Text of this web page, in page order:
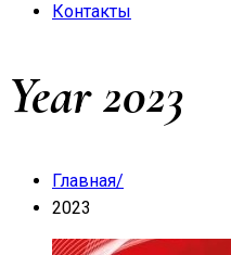
Контакты
Year2023
Главная/
2023